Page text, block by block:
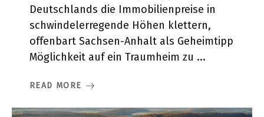
Deutschlands die Immobilienpreise in
schwindelerregende Höhen klettern,
offenbart Sachsen-Anhalt als Geheimtipp
Möglichkeit auf ein Traumheim zu ...
READ MORE